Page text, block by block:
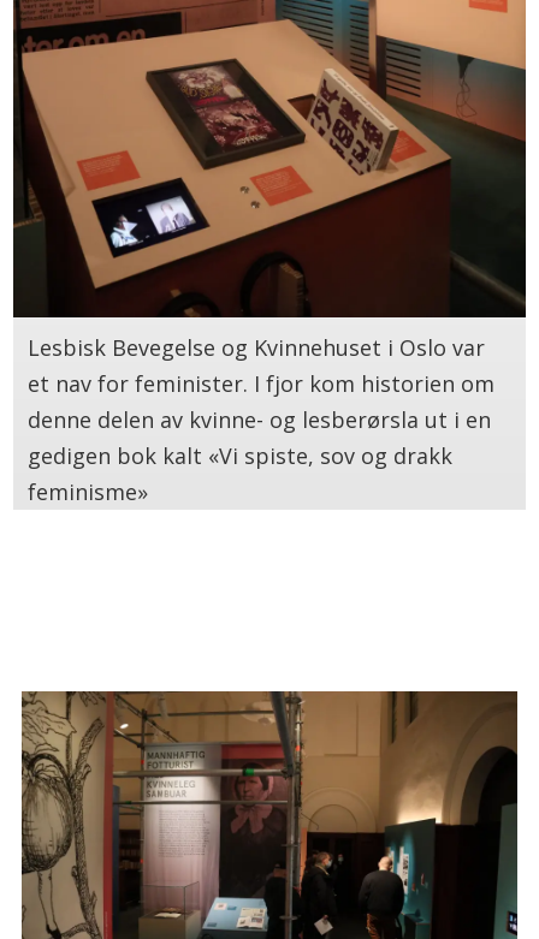
Lesbisk Bevegelse og Kvinnehuset i Oslo var
et nav for feminister. I fjor kom historien om
denne delen av kvinne- og lesberørsla ut i en
gedigen bok kalt «Vi spiste, sov og drakk
feminisme»